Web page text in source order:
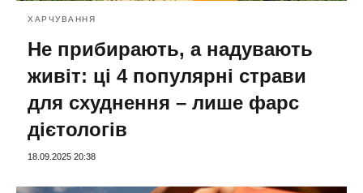
ХАРЧУВАННЯ
Не прибирають, а надувають
живіт: ці 4 популярні страви
для схуднення – лише фарс
дієтологів
18.09.2025 20:38